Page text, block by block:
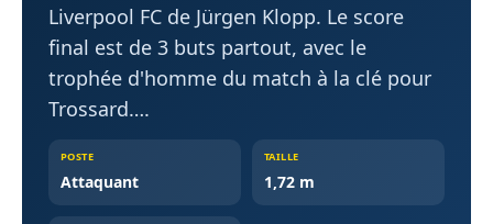
Liverpool FC de Jürgen Klopp. Le score
final est de 3 buts partout, avec le
trophée d'homme du match à la clé pour
Trossard….
POSTE
Attaquant
TAILLE
1,72 m